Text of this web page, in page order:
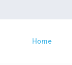
Home